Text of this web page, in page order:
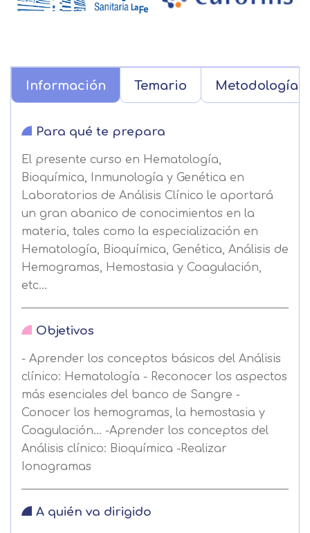
Información Temario Metodología
Para qué te prepara
El presente curso en Hematología,
Bioquímica, Inmunología y Genética en
Laboratorios de Análisis Clínico le aportará
un gran abanico de conocimientos en la
materia, tales como la especialización en
Hematología, Bioquímica, Genética, Análisis de
Hemogramas, Hemostasia y Coagulación,
etc...
Objetivos
- Aprender los conceptos básicos del Análisis
clínico: Hematología - Reconocer los aspectos
más esenciales del banco de Sangre -
Conocer los hemogramas, la hemostasia y
Coagulación... -Aprender los conceptos del
Análisis clínico: Bioquímica -Realizar
Ionogramas
A quién va dirigido